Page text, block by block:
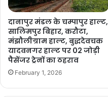
दानापुर मंडल के चम्पापुर हाल्ट,
सालिमपुर बिहार, करौटा,
मंझौलीग्राम हाल्ट, बुद्धदेवचक
यादवनगर हाल्ट पर 02 जोड़ी
पैसेंजर ट्रेनों का ठहराव
February 1, 2026